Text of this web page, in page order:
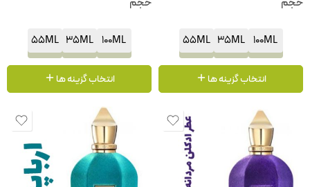
100ML
35ML
55ML
انتخاب گزینه ها
100ML
35ML
55ML
انتخاب گزینه ها